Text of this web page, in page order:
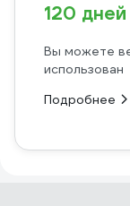
120
Вы можете
использован
Подробнее